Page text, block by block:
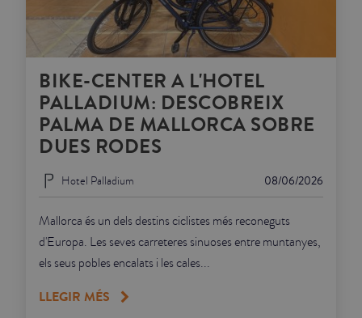
BIKE-CENTER A L'HOTEL
PALLADIUM: DESCOBREIX
PALMA DE MALLORCA SOBRE
DUES RODES
08/06/2026
Hotel Palladium
Mallorca és un dels destins ciclistes més reconeguts
d'Europa. Les seves carreteres sinuoses entre muntanyes,
els seus pobles encalats i les cales...
LLEGIR MÉS